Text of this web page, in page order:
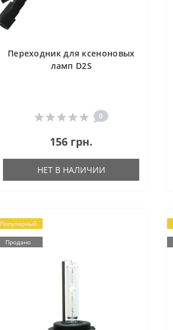
Переходник для ксеноновых
ламп D2S
0
156 грн.
НЕТ В НАЛИЧИИ
Популярный
Продано